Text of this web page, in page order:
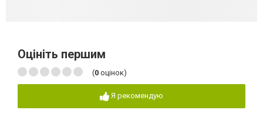
Оцініть першим
(0 оцінок)
Я рекомендую